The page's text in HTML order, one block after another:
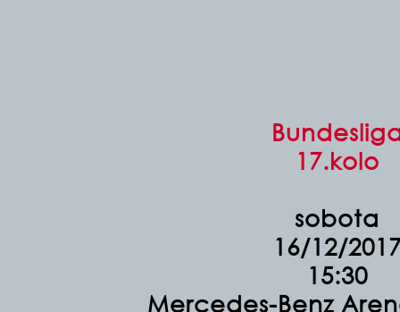
17.kolo
sobota
16/12/
15:30
Mercedes-Benz